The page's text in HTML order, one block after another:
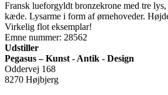
Fransk lueforgyldt bronzekrone med tre
kæde. Lysarme i form af ørnehoveder.
Virkelig flot eksemplar!
Emne nummer: 28562
Udstiller
Pegasus – Kunst - Antik - Design
Oddervej 168
8270 Højbjerg